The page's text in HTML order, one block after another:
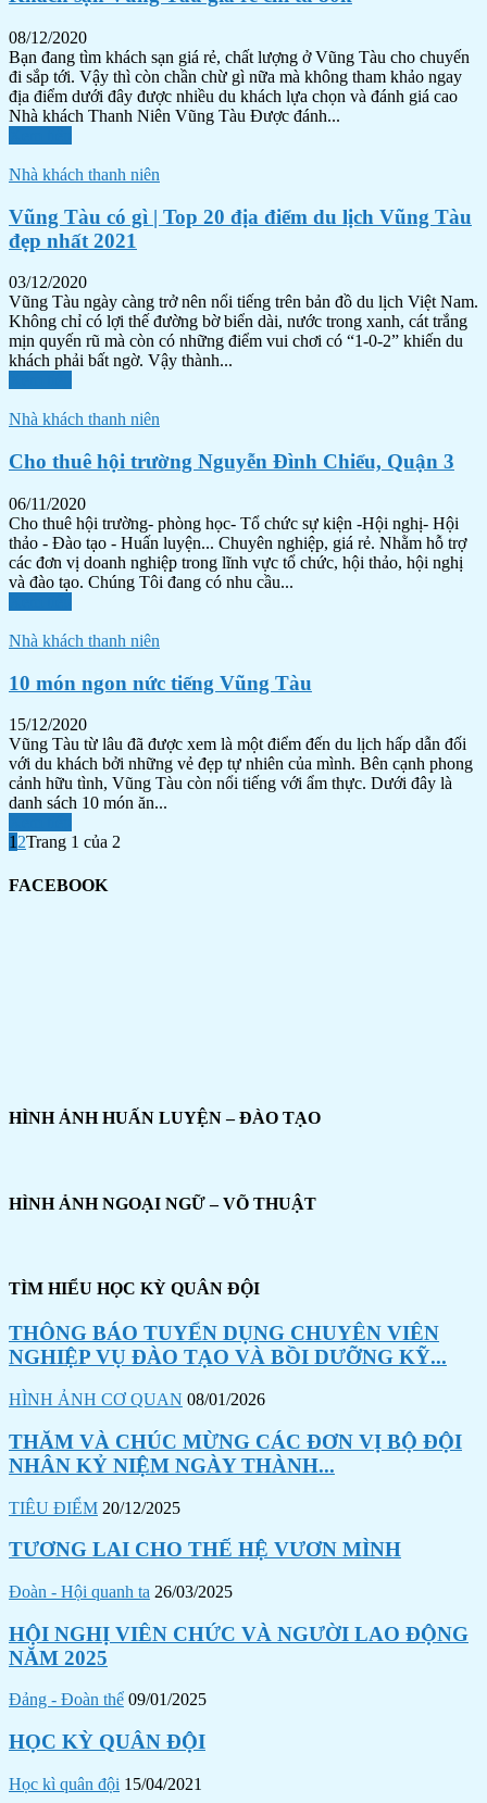
08/12/2020
Bạn đang tìm khách sạn giá rẻ, chất lượng ở Vũng Tàu cho chuyến
đi sắp tới. Vậy thì còn chần chừ gì nữa mà không tham khảo ngay
địa điểm dưới đây được nhiều du khách lựa chọn và đánh giá cao
Nhà khách Thanh Niên Vũng Tàu Được đánh...
Nhà khách thanh niên
Vũng Tàu có gì | Top 20 địa điểm du lịch Vũng Tàu
đẹp nhất 2021
03/12/2020
Vũng Tàu ngày càng trở nên nổi tiếng trên bản đồ du lịch Việt Nam.
Không chỉ có lợi thế đường bờ biển dài, nước trong xanh, cát trắng
mịn quyến rũ mà còn có những điểm vui chơi có “1-0-2” khiến du
khách phải bất ngờ. Vậy thành...
Nhà khách thanh niên
Cho thuê hội trường Nguyễn Đình Chiểu, Quận 3
06/11/2020
Cho thuê hội trường- phòng học- Tổ chức sự kiện -Hội nghị- Hội
thảo - Đào tạo - Huấn luyện... Chuyên nghiệp, giá rẻ. Nhằm hỗ trợ
các đơn vị doanh nghiệp trong lĩnh vực tổ chức, hội thảo, hội nghị
và đào tạo. Chúng Tôi đang có nhu cầu...
Nhà khách thanh niên
10 món ngon nức tiếng Vũng Tàu
15/12/2020
Vũng Tàu từ lâu đã được xem là một điểm đến du lịch hấp dẫn đối
với du khách bởi những vẻ đẹp tự nhiên của mình. Bên cạnh phong
cảnh hữu tình, Vũng Tàu còn nổi tiếng với ẩm thực. Dưới đây là
danh sách 10 món ăn...
1 2Trang 1 của 2
FACEBOOK
HÌNH ẢNH HUẤN LUYỆN – ĐÀO TẠO
HÌNH ẢNH NGOẠI NGỮ – VÕ THUẬT
TÌM HIỂU HỌC KỲ QUÂN ĐỘI
THÔNG BÁO TUYỂN DỤNG CHUYÊN VIÊN
NGHIỆP VỤ ĐÀO TẠO VÀ BỒI DƯỠNG KỸ...
HÌNH ẢNH CƠ QUAN 08/01/2026
THĂM VÀ CHÚC MỪNG CÁC ĐƠN VỊ BỘ ĐỘI
NHÂN KỶ NIỆM NGÀY THÀNH...
TIÊU ĐIỂM 20/12/2025
TƯƠNG LAI CHO THẾ HỆ VƯƠN MÌNH
Đoàn - Hội quanh ta 26/03/2025
HỘI NGHỊ VIÊN CHỨC VÀ NGƯỜI LAO ĐỘNG
NĂM 2025
Đảng - Đoàn thể 09/01/2025
HỌC KỲ QUÂN ĐỘI
Học kì quân đội 15/04/2021